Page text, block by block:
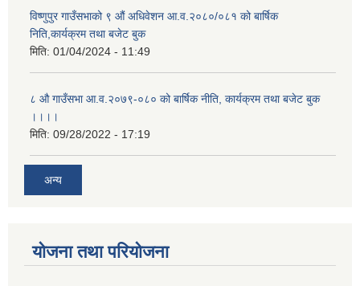
विष्णुपुर गाउँसभाको ९ औं अधिवेशन आ.व.२०८०/०८१ को बार्षिक
निति,कार्यक्रम तथा बजेट बुक
मिति: 01/04/2024 - 11:49
८ औ गाउँसभा आ.व.२०७९-०८० को बार्षिक नीति, कार्यक्रम तथा बजेट बुक
।।।।
मिति: 09/28/2022 - 17:19
अन्य
योजना तथा परियोजना